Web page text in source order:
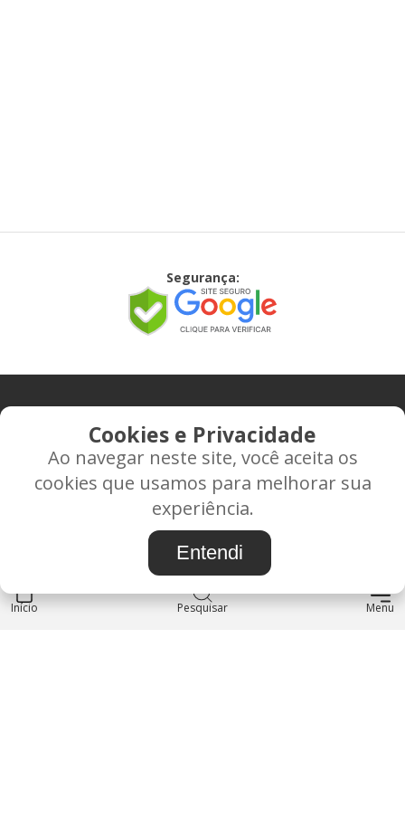
Início Pesquisar Menu
Segurança:
CONTATO
Rua Alice Frateano Figueiredo, 11-44 - Vila Triagem -
BAURU/SP - CEP: 17.030-038
CNPJ: 37.022.538/0001-07
INSTITUCIONAL
Cookies e Privacidade
Ao navegar neste site, você aceita os
cookies que usamos para melhorar sua
experiência.
Entendi